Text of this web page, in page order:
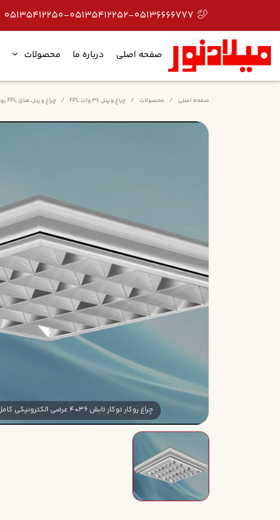
05135412250-05135412252-05136666777
صفحه اصلی درباره ما محصولات
صفحه اصلی محصولات چراغ و پنل 36 وات FPL چراغ و پنل های FPL روکار شبکه ای
چراغ روکار توکار تابش 36*4 عرضي الکترونيکي کامل آنودايز بدون لامپ